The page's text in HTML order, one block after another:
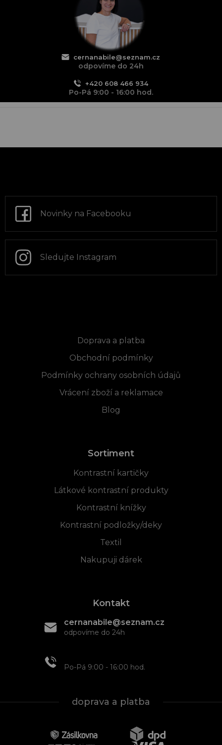
cernanabile@seznam.cz
odpovíme do 24h
+420 608 466 934
Po-Pá 9:00 - 16:00 hod.
Novinky na Facebooku
Sledujte Instagram
Doprava a platba
Obchodní podmínky
Podmínky ochrany osobních údajů
Vrácení zboží a reklamace
Blog
Sortiment
Kontrastní kartičky
Látkové kontrastní produkty
Kontrastní knížky
Kontrastní podložky/deky
Textil
Nakupuji dárek
Kontakt
cernanabile@seznam.cz
odpovíme do 24h
Po-Pá 9:00 - 16:00 hod.
doprava a platba